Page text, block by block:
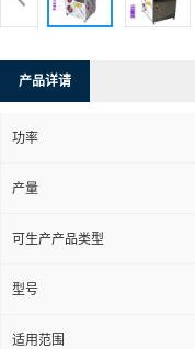
产品详请
功率
产量
可生产产品类型
型号
适用范围